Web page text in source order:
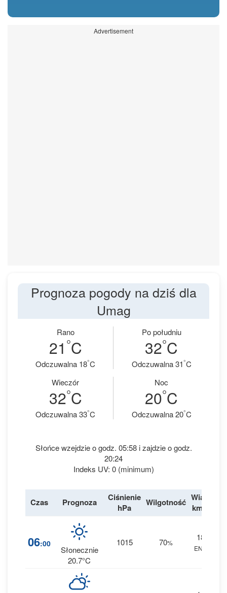
Advertisement
Prognoza pogody na dziś dla
Umag
Rano
21 °C
Odczuwalna 18°C
Po południu
32°C
Odczuwalna 31°C
Wieczór
32°C
Odczuwalna 33°C
Noc
20°C
Odczuwalna 20°C
Słońce wzejdzie o godz. 05:58 i zajdzie o godz.
20:24
Indeks UV: 0 (minimum)
Czas Prognoza
Ciśnienie
hPa
Wilgotność Wiatr
km/h
06:00
Słonecznie
20.7°C
1015 70%
18
ENE